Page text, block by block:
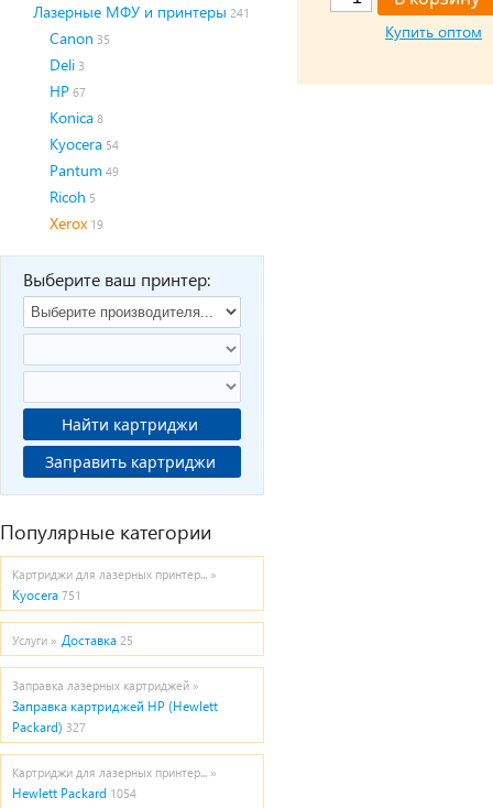
Лазерные МФУ и принтеры 241
Canon 35
Deli 3
HP 67
Konica 8
Kyocera 54
Pantum 49
Ricoh 5
Xerox 19
Выберите ваш принтер:
Найти картриджи
Заправить картриджи
Популярные категории
Картриджи для лазерных принтер... »
Kyocera 751
Услуги » Доставка 25
Заправка лазерных картриджей »
Заправка картриджей HP (Hewlett
Packard) 327
Картриджи для лазерных принтер... »
Hewlett Packard 1054
Купить оптом